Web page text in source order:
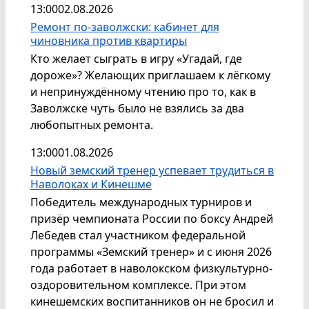
13:0002.08.2026
Ремонт по-заволжски: кабинет для
чиновника против квартиры
Кто желает сыграть в игру «Угадай, где
дороже»? Желающих приглашаем к лёгкому
и непринуждённому чтению про то, как в
Заволжске чуть было не взялись за два
любопытных ремонта.
13:0001.08.2026
Новый земский тренер успевает трудиться в
Наволоках и Кинешме
Победитель международных турниров и
призёр чемпионата России по боксу Андрей
Лебедев стал участником федеральной
программы «Земский тренер» и с июня 2026
года работает в наволокском физкультурно-
оздоровительном комплексе. При этом
кинешемских воспитанников он не бросил и